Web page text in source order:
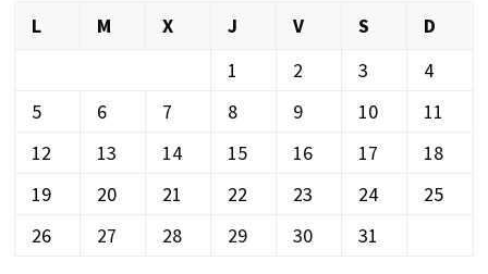
L
M X J V S
D
1
2 3
4
5
6 7 8 9 10
11
12
13 14 15 16 17
18
19
20 21 22 23 24
25
26
27 28 29 30 31